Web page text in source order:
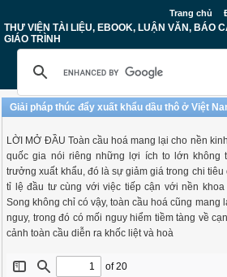
Trang chủ
THƯ VIỆN TÀI LIỆU, EBOOK, LUẬN VĂN, BÁO
GIÁO TRÌNH
Giải pháp thúc đẩy xuất khẩu dầu thô ở Việt
LỜI MỞ ĐẦU Toàn cầu hoá mang lại cho nền
quốc gia nói riêng những lợi ích to lớn không
trưởng xuất khẩu, đó là sự giảm giá trong chi
tỉ lệ đầu tư cùng với việc tiếp cận với nền
Song không chỉ có vậy, toàn cầu hoá cũng mang
nguy, trong đó có mối nguy hiểm tiềm tàng về
cảnh toàn cầu diễn ra khốc liệt và hoà